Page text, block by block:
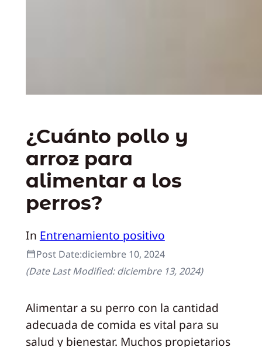
¿Cuánto pollo y
arroz para
alimentar a los
perros?
In Entrenamiento positivo
Post Date:diciembre 10, 2024
(Date Last Modified:diciembre 13, 2024)
Alimentar a su perro con la cantidad
adecuada de comida es vital para su
salud y bienestar. Muchos propietarios